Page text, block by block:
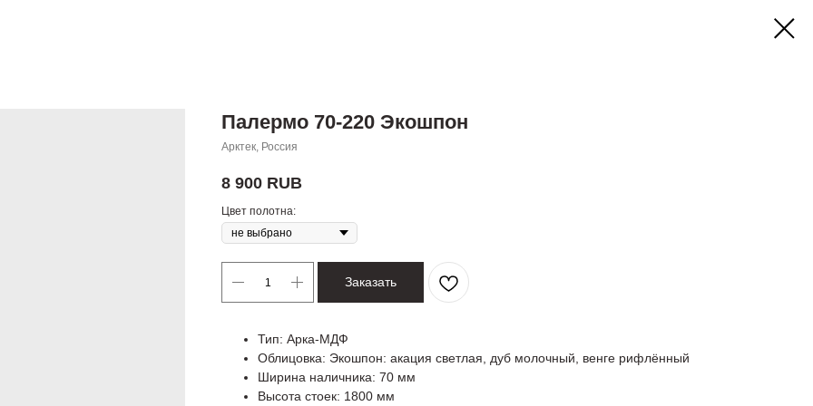
Палермо 70-220 Экошпон
Арктек, Россия
8 900 RUB
Цвет полотна:
Заказать
Тип: Арка-МДФ
Облицовка: Экошпон: акация светлая, дуб молочный, венге рифлённый
Ширина наличника: 70 мм
Высота стоек: 1800 мм